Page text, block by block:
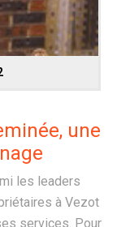
une
les leaders
à Vezot
services. Pour